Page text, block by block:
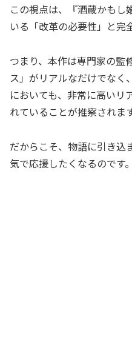
この視点は、『酒蔵かもし
いる「改革の必要性」と完
つまり、本作は専門家の監
ス」がリアルなだけでなく
においても、非常に高いリ
れていることが推察されます
だからこそ、物語に引き込
気で応援したくなるのです。